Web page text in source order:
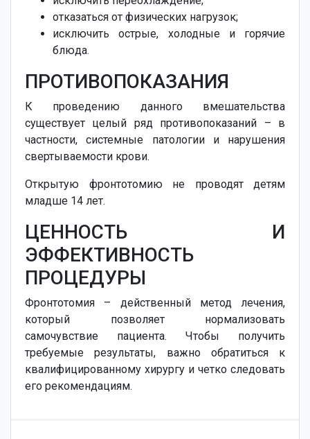
отказаться от физических нагрузок;
исключить острые, холодные и горячие
блюда.
ПРОТИВОПОКАЗАНИЯ
К проведению данного вмешательства
существует целый ряд противопоказаний – в
частности, системные патологии и нарушения
свертываемости крови.
Открытую фронтотомию не проводят детям
младше 14 лет.
ЦЕННОСТЬ И
ЭФФЕКТИВНОСТЬ
ПРОЦЕДУРЫ
Фронтотомия – действенный метод лечения,
который позволяет нормализовать
самочувствие пациента. Чтобы получить
требуемые результаты, важно обратиться к
квалифицированному хирургу и четко следовать
его рекомендациям.